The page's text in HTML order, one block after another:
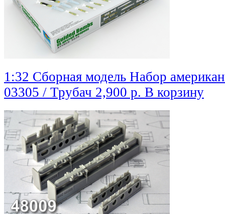
1:32 Сборная модель Набор
03305 / Трубач 2,900 р. В корзину